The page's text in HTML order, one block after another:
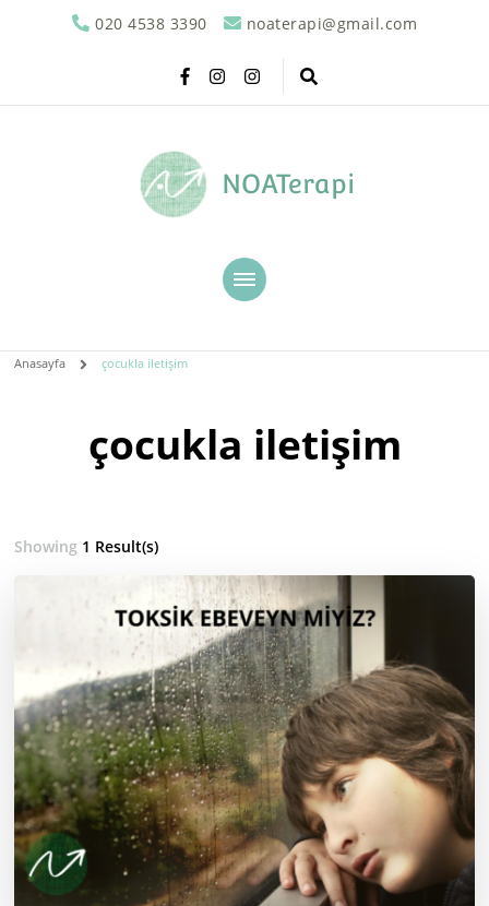
020 4538 3390 noaterapi@gmail.com
NOATerapi
Anasayfa çocukla iletişim
çocukla iletişim
Showing 1 Result(s)